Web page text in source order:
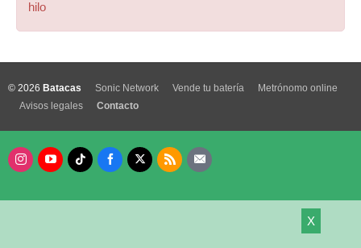
hilo
X
© 2026 Batacas Sonic Network Vende tu batería
Metrónomo online
Avisos legales
Contacto